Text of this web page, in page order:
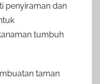
penyiraman dan
tumbuh
taman